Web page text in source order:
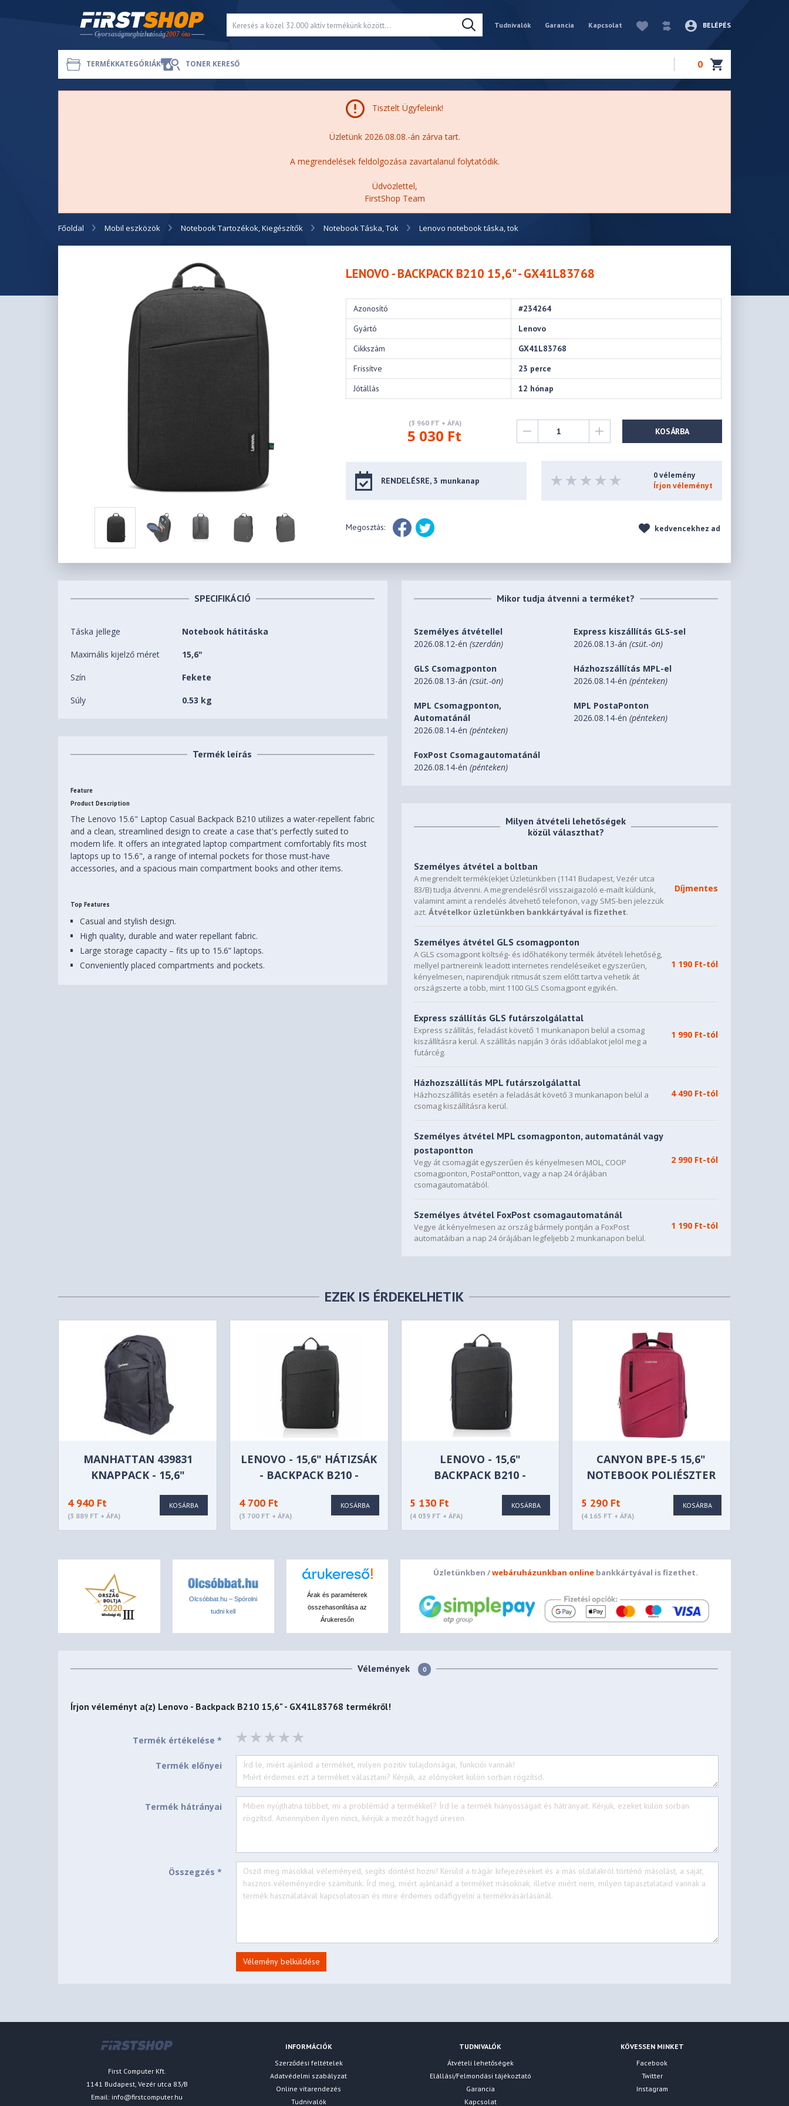
Tudnivalók Garancia Kapcsolat BELÉPÉS
TERMÉKKATEGÓRIÁK TONER KERESŐ 0
Tisztelt Ügyfeleink!
Üzletünk 2026.08.08.-án zárva tart.
A megrendelések feldolgozása zavartalanul folytatódik.
Üdvözlettel,
FirstShop Team
Főoldal Mobil eszközök Notebook Tartozékok, Kiegészítők Notebook Táska, Tok Lenovo notebook táska, tok
LENOVO - BACKPACK B210 15,6" - GX41L83768
Azonosító
#234264
Gyártó
Lenovo
Cikkszám
GX41L83768
Frissítve
23 perce
Jótállás
12 hónap
(3 960 FT + ÁFA)
5 030 Ft KOSÁRBA
RENDELÉSRE, 3 munkanap
0 vélemény
Írjon véleményt
Megosztás: kedvencekhez ad
SPECIFIKÁCIÓ
Táska jellege Notebook hátitáska
Maximális kijelző méret 15,6"
Szín Fekete
Súly 0.53 kg
Termék leírás
Feature
Product Description
The Lenovo 15.6" Laptop Casual Backpack B210 utilizes a water-repellent fabric
and a clean, streamlined design to create a case that's perfectly suited to
modern life. It offers an integrated laptop compartment comfortably fits most
laptops up to 15.6", a range of internal pockets for those must-have
accessories, and a spacious main compartment books and other items.
Top Features
Casual and stylish design.
High quality, durable and water repellant fabric.
Large storage capacity – fits up to 15.6” laptops.
Conveniently placed compartments and pockets.
Mikor tudja átvenni a terméket?
Személyes átvétellel
2026.08.12-én(szerdán)
Express kiszállítás GLS-sel
2026.08.13-án (csüt.-ön)
GLS Csomagponton
2026.08.13-án(csüt.-ön)
Házhozszállítás MPL-el
2026.08.14-én (pénteken)
MPL Csomagponton,
Automatánál
2026.08.14-én(pénteken)
MPL PostaPonton
2026.08.14-én (pénteken)
FoxPost Csomagautomatánál
2026.08.14-én(pénteken)
Milyen átvételi lehetőségek
közül választhat?
Személyes átvétel a boltban
A megrendelt termék(ek)et Üzletünkben (1141 Budapest, Vezér utca
83/B) tudja átvenni. A megrendelésről visszaigazoló e-mailt küldünk,
valamint amint a rendelés átvehető telefonon, vagy SMS-ben jelezzük
azt.Átvételkor üzletünkben bankkártyával is fizethet.
Díjmentes
Személyes átvétel GLS csomagponton
A GLS csomagpont költség- és időhatékony termék átvételi lehetőség,
mellyel partnereink leadott internetes rendeléseiket egyszerűen,
kényelmesen, napirendjük ritmusát szem előtt tartva vehetik át
országszerte a több, mint 1100 GLS Csomagpont egyikén.
1 190 Ft-tól
Express szállítás GLS futárszolgálattal
Express szállítás, feladást követő 1 munkanapon belül a csomag
kiszállításra kerül. A szállítás napján 3 órás időablakot jelöl meg a
futárcég.
1 990 Ft-tól
Házhozszállítás MPL futárszolgálattal
Házhozszállítás esetén a feladását követő 3 munkanapon belül a
csomag kiszállításra kerül.
4 490 Ft-tól
Személyes átvétel MPL csomagponton, automatánál vagy
postapontton
Vegy át csomagját egyszerűen és kényelmesen MOL, COOP
csomagponton, PostaPontton, vagy a nap 24 órájában
csomagautomatából.
2 990 Ft-tól
Személyes átvétel FoxPost csomagautomatánál
Vegye át kényelmesen az ország bármely pontján a FoxPost
automatáiban a nap 24 órájában legfeljebb 2 munkanapon belül.
1 190 Ft-tól
EZEK IS ÉRDEKELHETIK
MANHATTAN 439831
KNAPPACK - 15,6"
4 940 Ft
(3 889 FT + ÁFA)
KOSÁRBA
LENOVO - 15,6" HÁTIZSÁK
- BACKPACK B210 -
4 700 Ft
(3 700 FT + ÁFA)
KOSÁRBA
LENOVO - 15,6"
BACKPACK B210 -
5 130 Ft
(4 039 FT + ÁFA)
KOSÁRBA
CANYON BPE-5 15,6"
NOTEBOOK POLIÉSZTER
FEKETE - CNS-BPE5BD1
5 290 Ft
(4 165 FT + ÁFA)
KOSÁRBA
Olcsóbbat.hu – Spórolni
tudni kell
Árak és paraméterek
összehasonlítása az
Árukeresőn
Üzletünkben /webáruházunkban online bankkártyával is fizethet.
Vélemények 0
Írjon véleményt a(z) Lenovo - Backpack B210 15,6" - GX41L83768 termékről!
Termék értékelése *
Termék előnyei
Termék hátrányai
Összegzés *
Vélemény belküldése
First Computer Kft.
1141 Budapest, Vezér utca 83/B
Email: info@firstcomputer.hu
INFORMÁCIÓK
Szerződési feltételek
Adatvédelmi szabályzat
Online vitarendezés
Tudnivalók
TUDNIVALÓK
Átvételi lehetőségek
Elállási/Felmondási tájékoztató
Garancia
Kapcsolat
KÖVESSEN MINKET
Facebook
Twitter
Instagram